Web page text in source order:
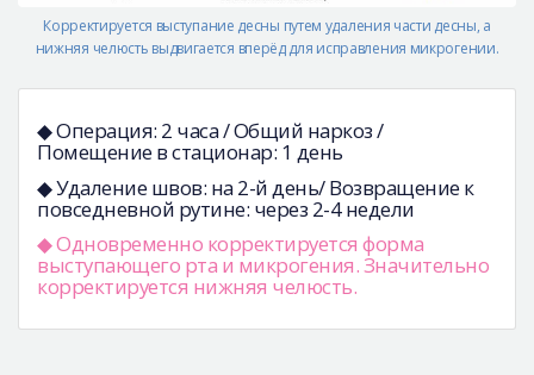
Корректируется выступание десны путем удаления части десны, а
нижняя челюсть выдвигается вперёд для исправления микрогении.
◆ Операция: 2 часа / Общий наркоз /
Помещение в стационар: 1 день
◆ Удаление швов: на 2-й день/ Возвращение к
повседневной рутине: через 2-4 недели
◆ Одновременно корректируется форма
выступающего рта и микрогения. Значительно
корректируется нижняя челюсть.